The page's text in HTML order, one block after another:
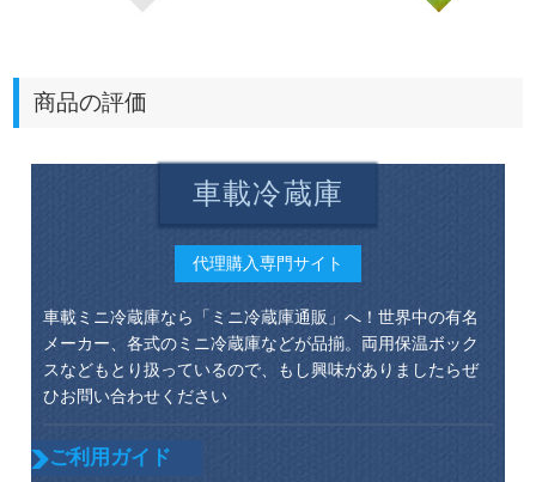
商品の評価
車載冷蔵庫
代理購入専門サイト
車載ミニ冷蔵庫なら「ミニ冷蔵庫通販」へ！世界中の有名
メーカー、各式のミニ冷蔵庫などが品揃。両用保温ボック
スなどもとり扱っているので、もし興味がありましたらぜ
ひお問い合わせください
ご利用ガイド